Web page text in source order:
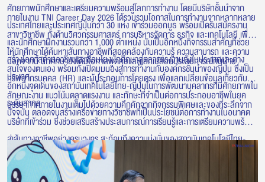
ศักยภาพนักศึกษาและเตรียมความพร้อมสู่โลกการทำงาน โดยมีบริษัทชั้นนำจาก
ประเทศไทยและประเทศญี่ปุ่นกว่า 30 แห่ง เข้าร่วมออกบูธ พร้อมเปิดรับสมัครงาน
และนักศึกษาฝึกงานรวมกว่า 1,000 ตำแหน่ง นับเป็นอีกหนึ่งกิจกรรมสำคัญที่ช่วย
สร้างโอกาสด้านอาชีพและเชื่อมโยงนักศึกษาสู่ตลาดแรงงานทั้งในประเทศและต่าง
ประเทศ
ภายในงาน TNI Career Day 2026 ได้รวบรวมโอกาสในการทำงานจากหลากหลาย
สาขาวิชาชีพ ทั้งด้านวิศวกรรมศาสตร์ การบริหารจัดการ ธุรกิจ และเทคโนโลยี เพื่อ
ให้นักศึกษาได้ค้นหาเส้นทางอาชีพที่สอดคล้องกับความรู้ ความสามารถ และความ
สนใจของตนเอง พร้อมทั้งเปิดมุมมองสู่การทำงานกับองค์กรชั้นนำของญี่ปุ่น ซึ่งเป็น
อีกหนึ่งจุดเด่นของสถาบันเทคโนโลยีไทย-ญี่ปุ่นในการพัฒนาบุคลากรที่มีศักยภาพใน
ระดับสากล
นอกจากนี้ นักศึกษายังได้มีโอกาสพูดคุยและแลกเปลี่ยนประสบการณ์กับฝ่าย
ทรัพยากรบุคคล (HR) และผู้ประกอบการโดยตรง เพื่อแลกเปลี่ยนข้อมูลเกี่ยวกับ
ลักษณะงาน แนวโน้มตลาดแรงงาน และทักษะที่จำเป็นต่อการประกอบอาชีพในยุค
ปัจจุบัน ตลอดจนสร้างเครือข่ายทางวิชาชีพที่เป็นประโยชน์ต่อการทำงานในอนาคต
บรรยากาศภายในงานเต็มไปด้วยความคึกคักจากกิจกรรมพิเศษและของที่ระลึกจาก
บริษัทที่เข้าร่วม ซึ่งช่วยเสริมสร้างประสบการณ์การเรียนรู้และการเตรียมความพร้อม
สู่เส้นทางอาชีพอย่างครบวงจร สะท้อนถึงความมุ่งมั่นของสถาบันเทคโนโลยีไทย-
ญี่ปุ่นในการเชื่อมโยงภาคการศึกษาเข้ากับภาคอุตสาหกรรม เพื่อผลิตบัณฑิตที่มี
คุณภาพ พร้อมตอบโจทย์ความต้องการของตลาดแรงงาน และก้าวสู่การทำงานใน